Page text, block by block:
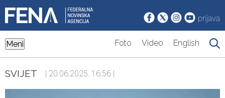
prijava
Meni Foto Video English
SVIJET | 20.06.2025. 16:56 |